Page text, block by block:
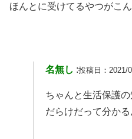
ほんとに受けてるやつがこ
名無し :投稿日：2021/
ちゃんと生活保護
だらけだって分かる